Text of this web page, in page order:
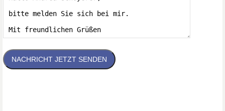
NACHRICHT JETZT SENDEN